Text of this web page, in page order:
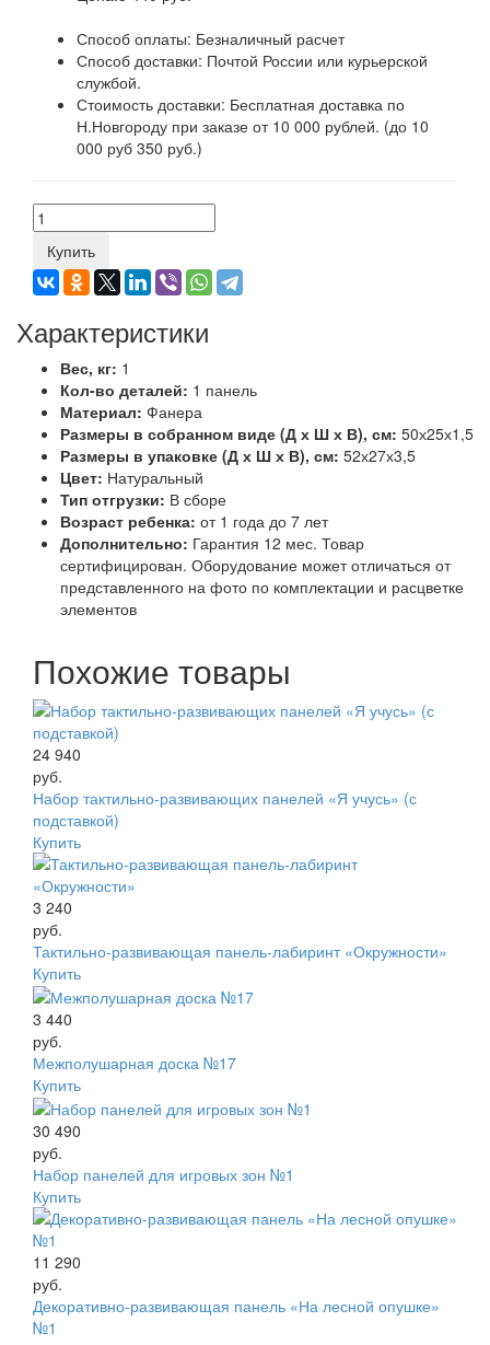
Способ оплаты: Безналичный расчет
Способ доставки: Почтой России или курьерской
службой.
Стоимость доставки: Бесплатная доставка по
Н.Новгороду при заказе от 10 000 рублей. (до 10
000 руб 350 руб.)
Купить
Характеристики
Вес, кг: 1
Кол-во деталей: 1 панель
Материал: Фанера
Размеры в собранном виде (Д х Ш х В), см: 50х25х1,5
Размеры в упаковке (Д х Ш х В), см: 52х27х3,5
Цвет: Натуральный
Тип отгрузки: В сборе
Возраст ребенка: от 1 года до 7 лет
Дополнительно: Гарантия 12 мес. Товар
сертифицирован. Оборудование может отличаться от
представленного на фото по комплектации и расцветке
элементов
Похожие товары
24 940
руб.
Набор тактильно-развивающих панелей «Я учусь» (с
подставкой)
Купить
3 240
руб.
Тактильно-развивающая панель-лабиринт «Окружности»
Купить
3 440
руб.
Межполушарная доска №17
Купить
30 490
руб.
Набор панелей для игровых зон №1
Купить
11 290
руб.
Декоративно-развивающая панель «На лесной опушке»
№1